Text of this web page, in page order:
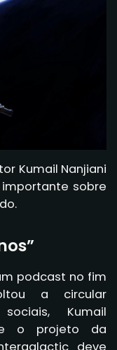
Kumail Nanjiani
sobre
podcast no fim
a circular
Kumail
o projeto da
deve